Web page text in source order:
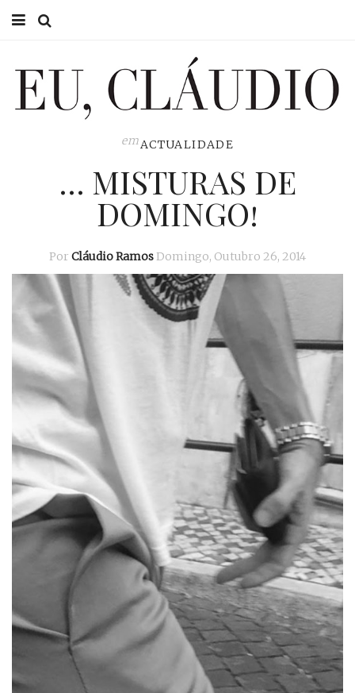
EU CLÁUDIO
emACTUALIDADE
… MISTURAS DE
DOMINGO!
Por Cláudio RamosDomingo, Outubro 26, 2014